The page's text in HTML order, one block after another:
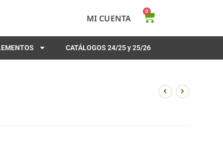
MI CUENTA
0
CATÁLOGOS 24/25 y 25/26